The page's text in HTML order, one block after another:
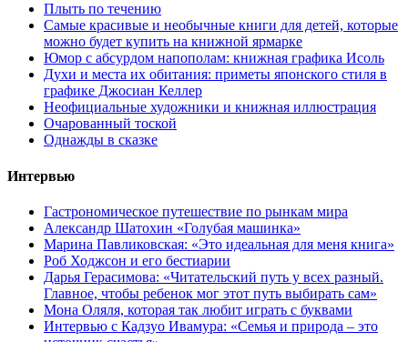
Плыть по течению
Самые красивые и необычные книги для детей, которые
можно будет купить на книжной ярмарке
Юмор с абсурдом напополам: книжная графика Исоль
Духи и места их обитания: приметы японского стиля в
графике Джосиан Келлер
Неофициальные художники и книжная иллюстрация
Очарованный тоской
Однажды в сказке
Интервью
Гастрономическое путешествие по рынкам мира
Александр Шатохин «Голубая машинка»
Марина Павликовская: «Это идеальная для меня книга»
Роб Ходжсон и его бестиарии
Дарья Герасимова: «Читательский путь у всех разный.
Главное, чтобы ребенок мог этот путь выбирать сам»
Мона Оляля, которая так любит играть с буквами
Интервью с Кадзуо Ивамура: «Семья и природа – это